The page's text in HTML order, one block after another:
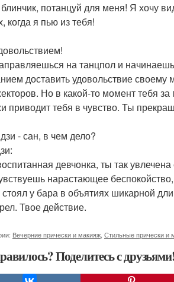
потанцуй для меня! Я хочу
когда я пью из тебя!
на танцпол и
доставить удовольствие своему
Но в какой-то момент тебя
приводит тебя в чувство. Ты
- сан, в чем дело?
девчонка, ты так
нарастающее
у бара в объятиях шикарной
Твое действие.
Вечерние прически и макияж Стильные прически и
Поделитесь с